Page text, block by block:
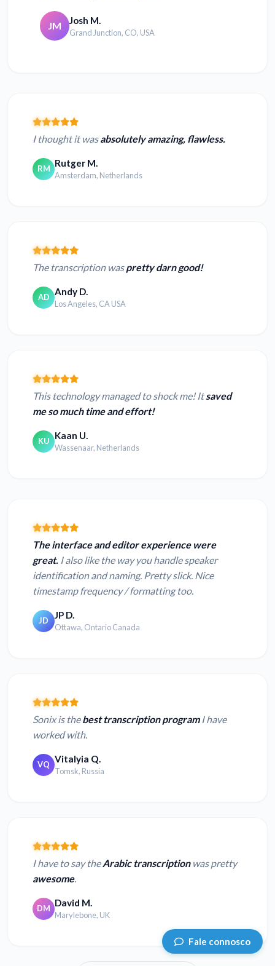
JM Josh M.
Grand Junction, CO, USA
I thought it wasabsolutely amazing, flawless.
RM Rutger M.
Amsterdam, Netherlands
The transcription waspretty darn good!
AD Andy D.
Los Angeles, CA USA
This technology managed to shock me! Itsaved
me so much time and effort!
KU Kaan U.
Wassenaar, Netherlands
The interface and editor experience were
great. I also like the way you handle speaker
identification and naming. Pretty slick. Nice
timestamp frequency / formatting too.
JD JP D.
Ottawa, Ontario Canada
Sonix is thebest transcription programI have
worked with.
VQ Vitalyia Q.
Tomsk, Russia
I have to say theArabic transcriptionwas pretty
awesome.
DM David M.
Marylebone, UK
Fale connosco